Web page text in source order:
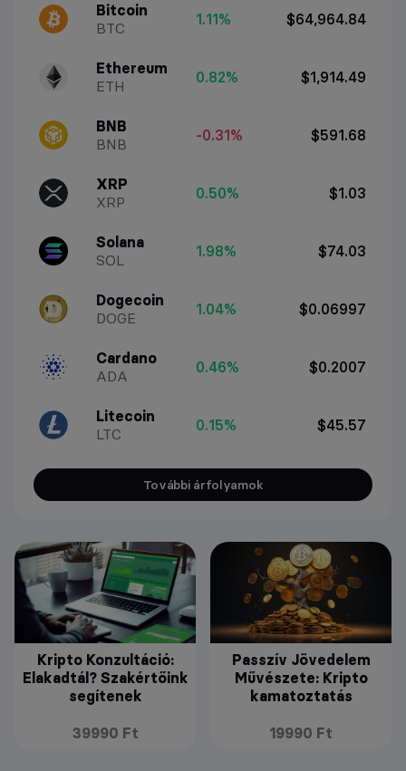
Bitcoin
BTC
1.11% $64,964.84
Ethereum
ETH
0.82% $1,914.49
BNB
BNB
-0.31% $591.68
XRP
XRP
0.50% $1.03
Solana
SOL
1.98% $74.03
Dogecoin
DOGE
1.04% $0.06997
Cardano
ADA
0.46% $0.2007
Litecoin
LTC
0.15% $45.57
További árfolyamok
Kripto Konzultáció:
Elakadtál? Szakértőink
segítenek
39990 Ft
Passzív Jövedelem
Művészete: Kripto
kamatoztatás
19990 Ft